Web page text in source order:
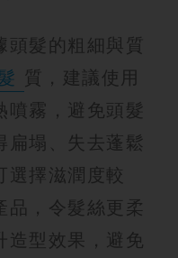
頭髮的粗細與質
質，建議使用
噴霧，避免頭髮
扁塌、失去蓬鬆
選擇滋潤度較
品，令髮絲更柔
造型效果，避免